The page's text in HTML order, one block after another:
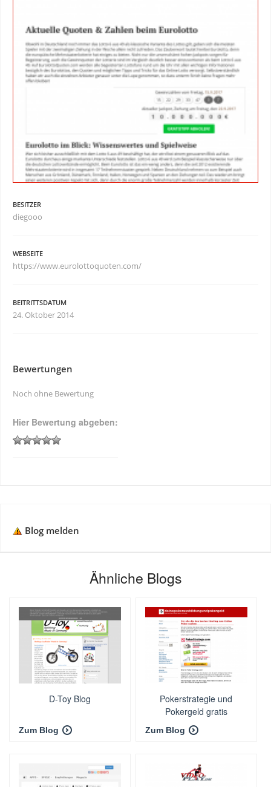
BESITZER
diegooo
WEBSEITE
https://www.eurolottoquoten.com/
BEITRITTSDATUM
24. Oktober 2014
Bewertungen
Noch ohne Bewertung
Hier Bewertung abgeben:
Blog melden
Ähnliche Blogs
D-Toy Blog
Zum Blog
Pokerstrategie und
Pokergeld gratis
Zum Blog